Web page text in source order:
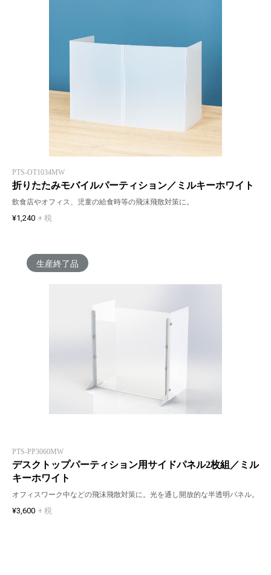
PTS-OT1034MW
折りたたみモバイルパーティション／ミルキーホワイト
飲食店やオフィス、児童の給食時等の飛沫飛散対策に。
¥1,240 + 税
生産終了品
PTS-PP3060MW
デスクトップパーティション用サイドパネル2枚組／ミル
キーホワイト
オフィスワーク中などの飛沫飛散対策に。光を通し開放的な半透明パネル。
¥3,600 + 税